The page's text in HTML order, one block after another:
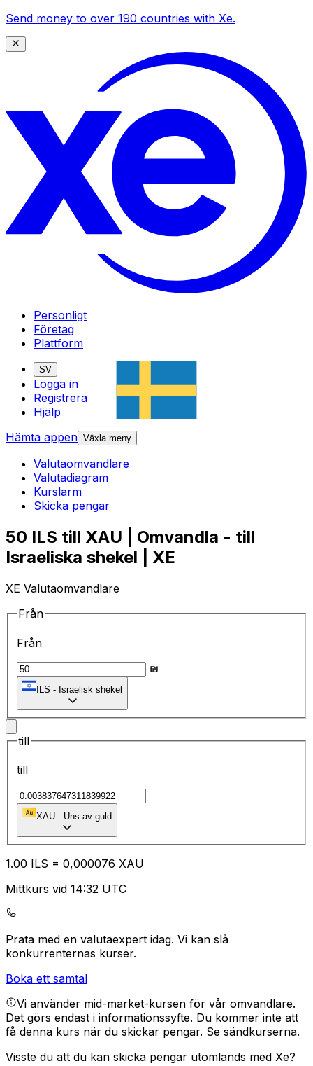
Send money to over 190 countries with Xe.
Personligt
Företag
Plattform
SV
Logga in
Registrera
Hjälp
Hämta appen Växla meny
Valutaomvandlare
Valutadiagram
Kurslarm
Skicka pengar
50 ILS till XAU | Omvandla - till
Israeliska shekel | XE
XE Valutaomvandlare
Från
Från
₪
ILS - Israelisk shekel
till
till
XAU - Uns av guld
1.00 ILS = 0,000076 XAU
Mittkurs vid 14:32 UTC
Prata med en valutaexpert idag. Vi kan slå
konkurrenternas kurser.
Boka ett samtal
Vi använder mid-market-kursen för vår omvandlare.
Det görs endast i informationssyfte. Du kommer inte att
få denna kurs när du skickar pengar. Se sändkurserna.
Visste du att du kan skicka pengar utomlands med Xe?